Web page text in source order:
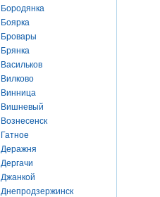
Бородянка
Боярка
Бровары
Брянка
Васильков
Вилково
Винница
Вишневый
Вознесенск
Гатное
Деражня
Дергачи
Джанкой
Днепродзержинск